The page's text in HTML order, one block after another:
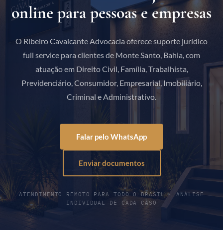
online para pessoas e empresas
O Ribeiro Cavalcante Advocacia oferece suporte jurídico
full service para clientes de Monte Santo, Bahia, com
atuação em Direito Civil, Família, Trabalhista,
Previdenciário, Consumidor, Empresarial, Imobiliário,
Criminal e Administrativo.
Falar pelo WhatsApp
Enviar documentos
ATENDIMENTO REMOTO PARA TODO O BRASIL · ANÁLISE
INDIVIDUAL DE CADA CASO